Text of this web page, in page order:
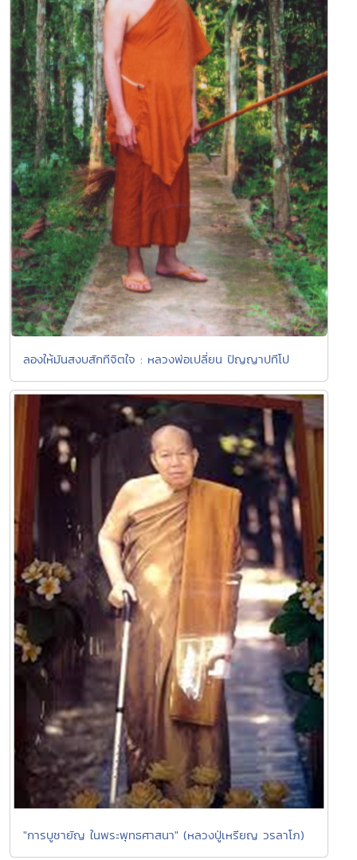
ลองให้มันสงบสักทีจิตใจ : หลวงพ่อเปลี่ยน ปัญญาปทีโป
"การบูชายัญ ในพระพุทธศาสนา" (หลวงปู่เหรียญ วรลาโภ)